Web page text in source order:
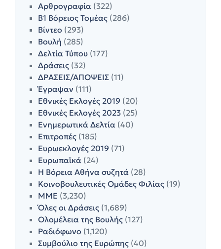
Αρθρογραφία (322)
Β1 Βόρειος Τομέας (286)
Βίντεο (293)
Βουλή (285)
Δελτία Τύπου (177)
Δράσεις (32)
ΔΡΑΣΕΙΣ/ΑΠΟΨΕΙΣ (11)
Έγραψαν (111)
Εθνικές Εκλογές 2019 (20)
Εθνικές Εκλογές 2023 (25)
Ενημερωτικά Δελτία (40)
Επιτροπές (185)
Ευρωεκλογές 2019 (71)
Ευρωπαϊκά (24)
Η Βόρεια Αθήνα συζητά (28)
Κοινοβουλευτικές Ομάδες Φιλίας (19)
ΜΜΕ (3,230)
Όλες οι Δράσεις (1,689)
Ολομέλεια της Βουλής (127)
Ραδιόφωνο (1,120)
Συμβούλιο της Ευρώπης (40)